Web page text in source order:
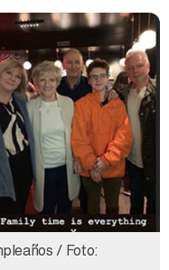
/ Foto: